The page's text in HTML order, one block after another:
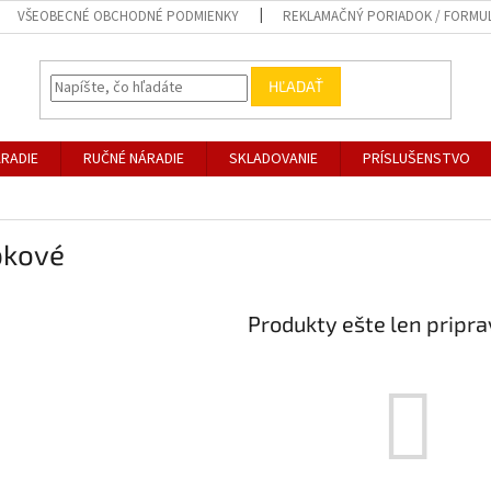
VŠEOBECNÉ OBCHODNÉ PODMIENKY REKLAMAČNÝ PORIADOK /
HĽADAŤ
RUČNÉ NÁRADIE SKLADOVANIE PRÍSLUŠENSTVO
Produkty ešte len